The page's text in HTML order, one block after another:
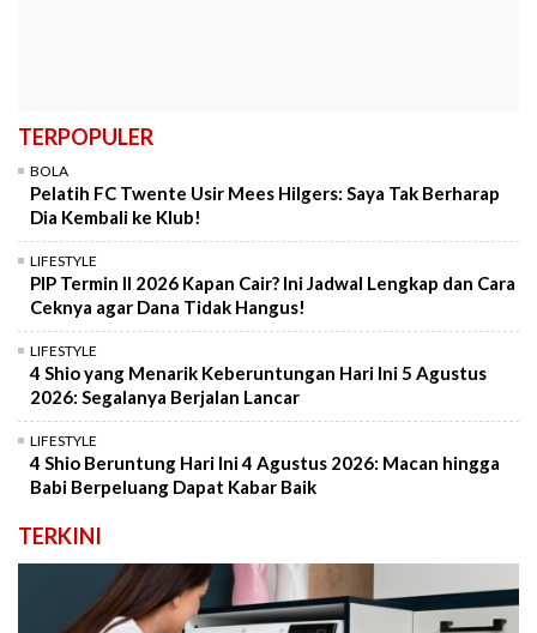
TERPOPULER
BOLA
Pelatih FC Twente Usir Mees Hilgers: Saya Tak Berharap
Dia Kembali ke Klub!
LIFESTYLE
PIP Termin II 2026 Kapan Cair? Ini Jadwal Lengkap dan Cara
Ceknya agar Dana Tidak Hangus!
LIFESTYLE
4 Shio yang Menarik Keberuntungan Hari Ini 5 Agustus
2026: Segalanya Berjalan Lancar
LIFESTYLE
4 Shio Beruntung Hari Ini 4 Agustus 2026: Macan hingga
Babi Berpeluang Dapat Kabar Baik
TERKINI